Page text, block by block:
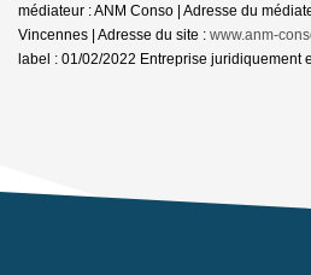
médiateur : ANM Conso | Adresse du
Vincennes | Adresse du site : www.anm-
label : 01/02/2022 Entreprise juridiquement